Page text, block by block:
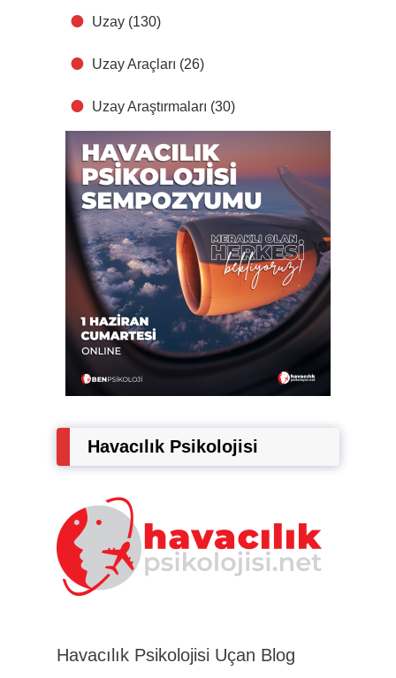
Uzay (130)
Uzay Araçları (26)
Uzay Araştırmaları (30)
Havacılık Psikolojisi
Havacılık Psikolojisi Uçan Blog